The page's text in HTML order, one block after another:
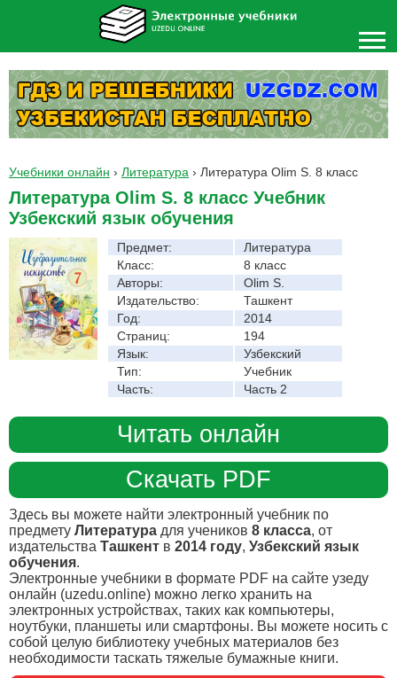
Учебники онлайн › Литература › Литература Olim S. 8 класс
Литература Olim S. 8 класс Учебник
Узбекский язык обучения
Предмет:
Литература
Класс:
8 класс
Авторы:
Olim S.
Издательство:
Ташкент
Год:
2014
Страниц:
194
Язык:
Узбекский
Тип:
Учебник
Часть:
Часть 2
Читать онлайн
Скачать PDF
Здесь вы можете найти электронный учебник по
предмету Литература для учеников 8 класса, от
издательства Ташкент в 2014 году, Узбекский язык
обучения.
Электронные учебники в формате PDF на сайте узеду
онлайн (uzedu.online) можно легко хранить на
электронных устройствах, таких как компьютеры,
ноутбуки, планшеты или смартфоны. Вы можете носить с
собой целую библиотеку учебных материалов без
необходимости таскать тяжелые бумажные книги.